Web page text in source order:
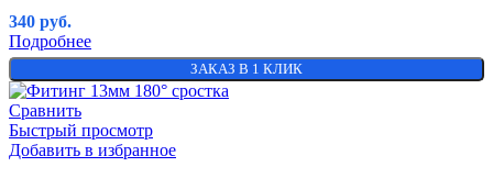
340 руб.
Подробнее
ЗАКАЗ В 1 КЛИК
Сравнить
Быстрый просмотр
Добавить в избранное